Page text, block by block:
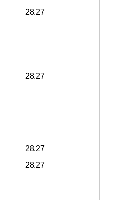
28.27
28.27
28.27
28.27